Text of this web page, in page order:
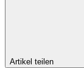
Artikel teilen